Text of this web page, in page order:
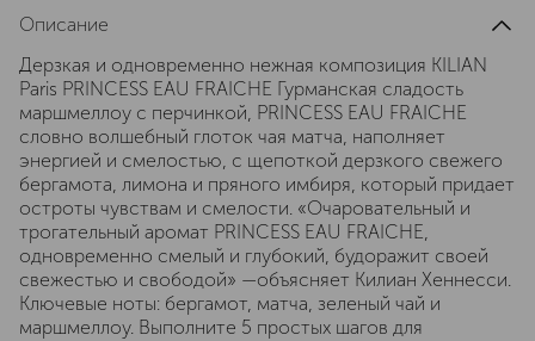
Описание
Дерзкая и одновременно нежная композиция KILIAN
Paris PRINCESS EAU FRAICHE Гурманская сладость
маршмеллоу с перчинкой, PRINCESS EAU FRAICHE
словно волшебный глоток чая матча, наполняет
энергией и смелостью, с щепоткой дерзкого свежего
бергамота, лимона и пряного имбиря, который придает
остроты чувствам и смелости. «Очаровательный и
трогательный аромат PRINCESS EAU FRAICHE,
одновременно смелый и глубокий, будоражит своей
свежестью и свободой» —объясняет Килиан Хеннесси.
Ключевые ноты: бергамот, матча, зеленый чай и
маршмеллоу. Выполните 5 простых шагов для